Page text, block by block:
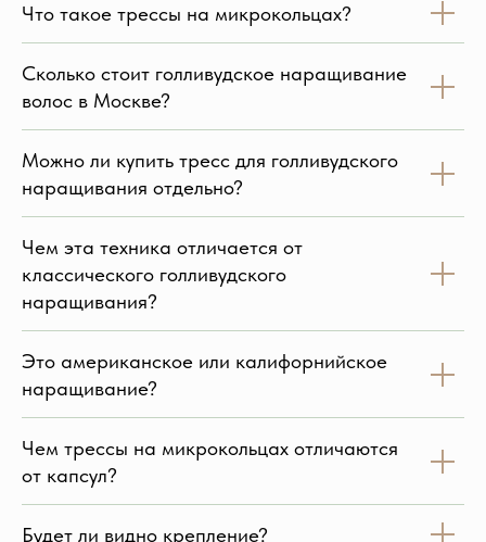
Что такое трессы на микрокольцах?
Сколько стоит голливудское наращивание
волос в Москве?
Можно ли купить тресс для голливудского
наращивания отдельно?
Чем эта техника отличается от
классического голливудского
наращивания?
Это американское или калифорнийское
наращивание?
Чем трессы на микрокольцах отличаются
от капсул?
Будет ли видно крепление?